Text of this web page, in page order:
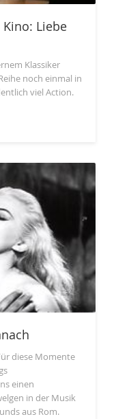
Liebe
Klassiker
noch einmal in
viel Action.
diese Momente
einen
in der Musik
aus Rom.